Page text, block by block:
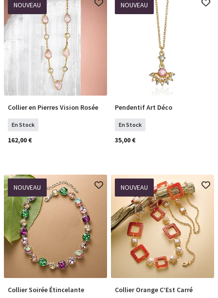
NOUVEAU
COMMANDER
Collier en Pierres Vision Rosée
En Stock
162,00 €
NOUVEAU
COMMANDER
Pendentif Art Déco
En Stock
35,00 €
NOUVEAU
COMMANDER
Collier Soirée Étincelante
NOUVEAU
COMMANDER
Collier Orange C’Est Carré